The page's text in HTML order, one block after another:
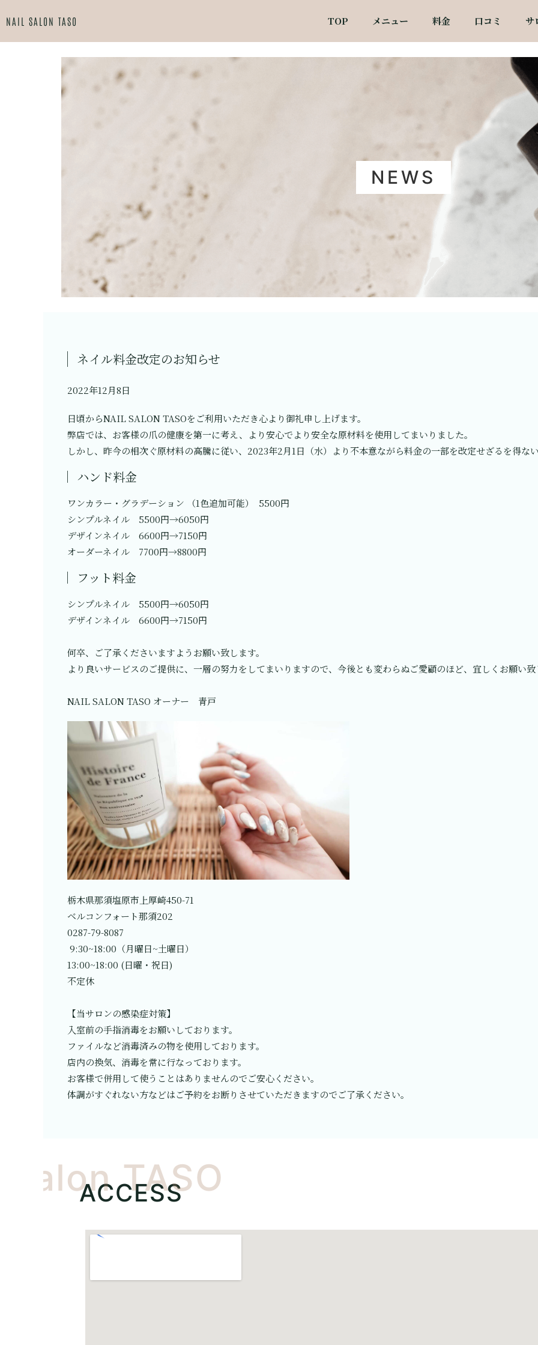
NAIL SALON TASO TOP メニュー 料金 口コミ サ
NEWS
ネイル料金改定のお知らせ
2022年12月8日
日頃からNAIL SALON TASOをご利用いただき心より御礼申し上げます。
弊店では、お客様の爪の健康を第一に考え、より安心でより安全な原材料を使用してまいりました。
しかし、昨今の相次ぐ原材料の高騰に従い、2023年2月1日（水）より不本意ながら料金の一部を改定せざるを得な
ハンド料金
ワンカラー・グラデーション （1色追加可能） 5500円
シンプルネイル 5500円→6050円
デザインネイル 6600円→7150円
オーダーネイル 7700円→8800円
フット料金
シンプルネイル 5500円→6050円
デザインネイル 6600円→7150円
何卒、ご了承くださいますようお願い致します。
より良いサービスのご提供に、一層の努力をしてまいりますので、今後とも変わらぬご愛顧のほど、宜しくお願い致
NAIL SALON TASO オーナー 青戸
栃木県那須塩原市上厚崎450-71
ベルコンフォート那須202
0287-79-8087
9:30~18:00（月曜日~土曜日）
13:00~18:00 (日曜・祝日)
不定休
【当サロンの感染症対策】
入室前の手指消毒をお願いしております。
ファイルなど消毒済みの物を使用しております。
店内の換気、消毒を常に行なっております。
お客様で併用して使うことはありませんのでご安心ください。
体調がすぐれない方などはご予約をお断りさせていただきますのでご了承ください。
ACCESS
TASO